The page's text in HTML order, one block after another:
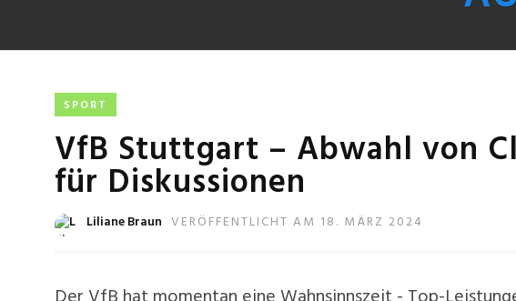
SPORT
VfB Stuttgart – Abwahl von
für Diskussionen
Liliane Braun VERÖFFENTLICHT AM 18. MÄRZ 2024